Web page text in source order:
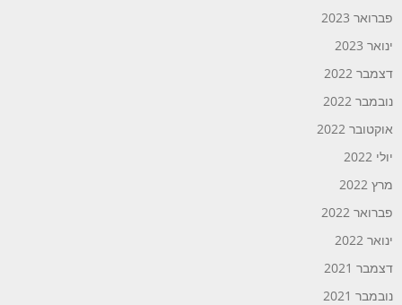
פברואר 2023
ינואר 2023
דצמבר 2022
נובמבר 2022
אוקטובר 2022
יולי 2022
מרץ 2022
פברואר 2022
ינואר 2022
דצמבר 2021
נובמבר 2021